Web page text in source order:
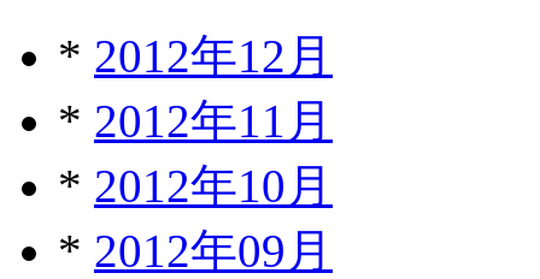
* 2012年12月
* 2012年11月
* 2012年10月
* 2012年09月